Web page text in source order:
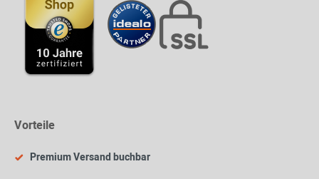
Vorteile
Premium Versand buchbar